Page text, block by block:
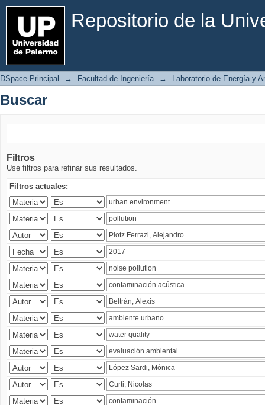
Repositorio de la
Buscar
DSpace Principal → Facultad de Ingeniería → Laboratorio de Energía y
Buscar
Filtros
Use filtros para refinar sus resultados.
Filtros actuales: